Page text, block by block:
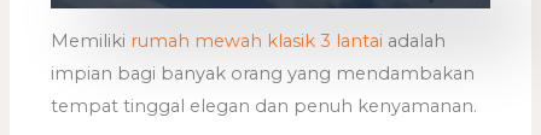
Memiliki rumah mewah klasik 3 lantai adalah
impian bagi banyak orang yang mendambakan
tempat tinggal elegan dan penuh kenyamanan.